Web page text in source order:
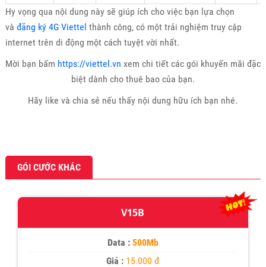
Hy vọng qua nội dung này sẽ giúp ích cho việc bạn lựa chọn
và đăng ký 4G Viettel thành công, có một trải nghiệm truy cập
internet trên di động một cách tuyệt vời nhất.
Mời bạn bấm https://viettel.vn xem chi tiết các gói khuyến mãi đặc
biệt dành cho thuê bao của bạn.
Hãy like và chia sẻ nếu thấy nội dung hữu ích bạn nhé.
GÓI CƯỚC KHÁC
V15B
Data :500Mb
Giá : 15.000 đ